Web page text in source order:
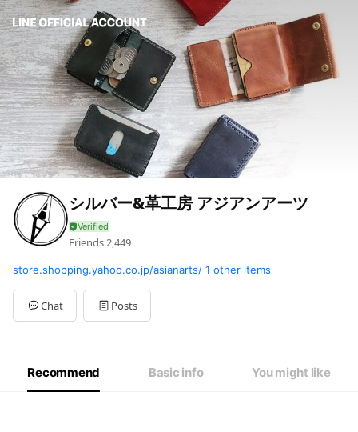
シルバー&革工房 アジアンアーツ
Friends2,449
store.shopping.yahoo.co.jp/asianarts/ 1 other items
Chat Posts
Recommend Basic info You might like